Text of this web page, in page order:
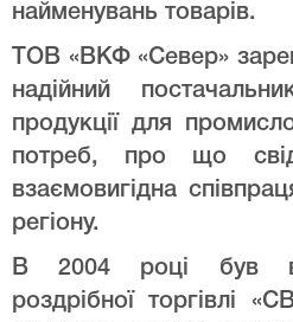
найменувань товарів.
ТОВ «ВКФ «Север»
надійний
продукції для
потреб, про що
взаємовигідна
регіону.
В 2004 році був
роздрібної торгівлі